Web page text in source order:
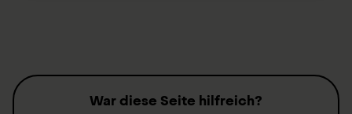
War diese Seite hilfreich?